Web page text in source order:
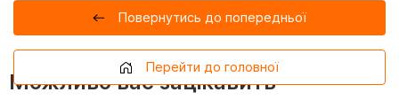
Повернутись до попередньої
Перейти до головної
Можливо вас зацікавить